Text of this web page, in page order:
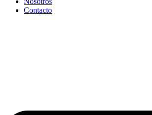
Contacto